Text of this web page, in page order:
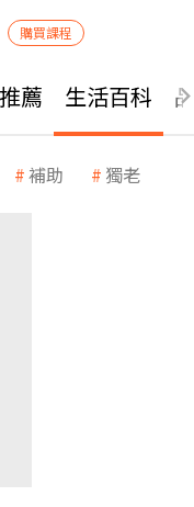
購買課程
薦 生活百科
補助 獨老